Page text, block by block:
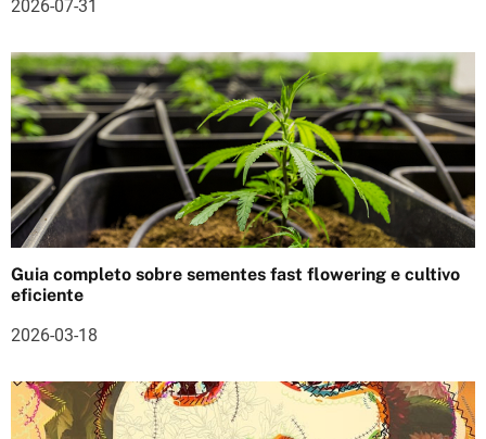
a
r
t
i
g
o
s
2026-07-31
Guia completo sobre sementes fast flowering e cultivo
eficiente
2026-03-18